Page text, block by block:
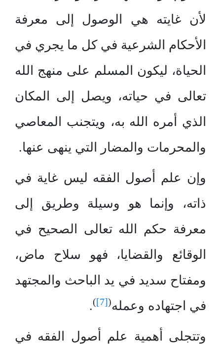
لأن غايته هي الوصول إلى معرفة
الأحكام الشرعية في كل ما يجري في
الحياة، ليكون المسلم على منهج الله
تعالى في حياته، ويصل إلى المكان
الذي أمره الله به، ويتجنب المعاصي
والمحرمات والمضار التي ينهى عنها.
وإن علم أصول الفقه ليس غاية في
ذاته، وإنما هو وسيلة وطريق إلى
معرفة حكم الله تعالى الصحيح في
الوقائع والقضايا، فهو سلاح ماض،
ومفتاح سديد في يد الباحث والمجتهد
في اجتهاده وعمله(
[7]
)
.
وتتجلى أهمية علم أصول الفقه في